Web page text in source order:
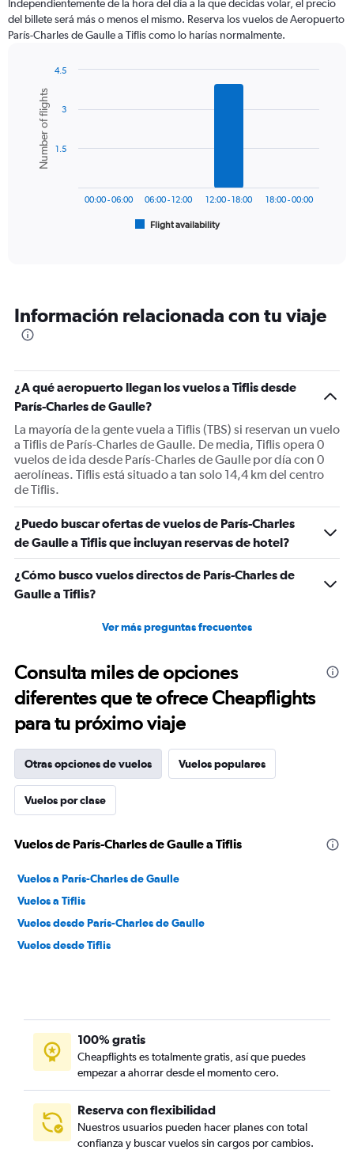
categories.
The
chart
axis
displaying
values.
Range:
Independientemente de la hora del día a la que decidas volar, el precio
del billete será más o menos el mismo. Reserva los vuelos de Aeropuerto
París-Charles de Gaulle a Tiflis como lo harías normalmente.
chart
with
bars.
The
categories.
The
Y
axis
displaying
Number
of
flights.
Range:
0
4.5.
Chart
graphic.
Number of flights
Flight availability
00:00 - 06:00 06:00 - 12:00 12:00 - 18:00 18:00 - 00:00
1.5
3
4.5
Información relacionada con tu viaje
¿A qué aeropuerto llegan los vuelos a Tiflis desde
París-Charles de Gaulle?
La mayoría de la gente vuela a Tiflis (TBS) si reservan un vuelo
a Tiflis de París-Charles de Gaulle. De media, Tiflis opera 0
vuelos de ida desde París-Charles de Gaulle por día con 0
aerolíneas. Tiflis está situado a tan solo 14,4 km del centro
de Tiflis.
¿Puedo buscar ofertas de vuelos de París-Charles
de Gaulle a Tiflis que incluyan reservas de hotel?
¿Cómo busco vuelos directos de París-Charles de
Gaulle a Tiflis?
Ver más preguntas frecuentes
Consulta miles de opciones
diferentes que te ofrece Cheapflights
para tu próximo viaje
Otras opciones de vuelos Vuelos populares
Vuelos por clase
Vuelos de París-Charles de Gaulle a Tiflis
Vuelos a París-Charles de Gaulle
Vuelos a Tiflis
Vuelos desde París-Charles de Gaulle
Vuelos desde Tiflis
100% gratis
Cheapflights es totalmente gratis, así que puedes
empezar a ahorrar desde el momento cero.
Reserva con flexibilidad
Nuestros usuarios pueden hacer planes con total
confianza y buscar vuelos sin cargos por cambios.